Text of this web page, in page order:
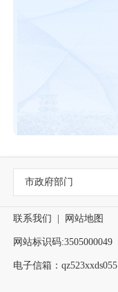
市政府部门
联系我们 网站地图
网站标识码:3505000049
电子信箱：